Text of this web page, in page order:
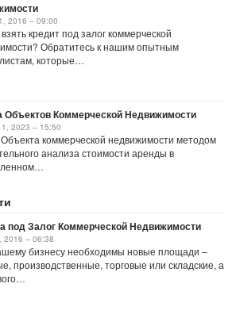
2016 – 09:00
кредит под залог коммерческой
Обратитесь к нашим опытным
которые…
Объектов Коммерческой Недвижимости
2023 – 15:50
коммерческой недвижимости методом
анализа стоимости аренды в
под Залог Коммерческой Недвижимости
2016 – 06:38
бизнесу необходимы новые площади –
производственные, торговые или складские, а